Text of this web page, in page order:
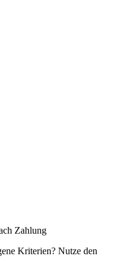
Zahlung
Kriterien? Nutze den